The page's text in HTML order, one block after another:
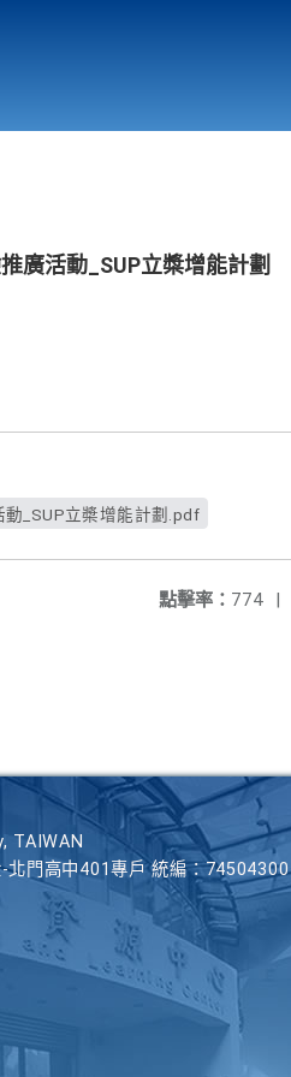
廣活動_SUP立槳增能計劃
_SUP立槳增能計劃.pdf
點擊率： 774 |
TAIWAN
門高中401專戶 統編：74504300